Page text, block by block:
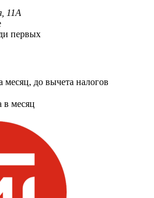
11А
первых
месяц, до вычета налогов
в месяц